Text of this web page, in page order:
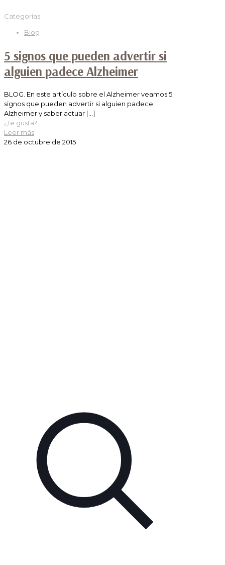
Categorías
Blog
5 signos que pueden advertir si
alguien padece Alzheimer
BLOG. En este artículo sobre el Alzheimer veamos 5
signos que pueden advertir si alguien padece
Alzheimer y saber actuar […]
¿Te gusta?
Leer más
26 de octubre de 2015